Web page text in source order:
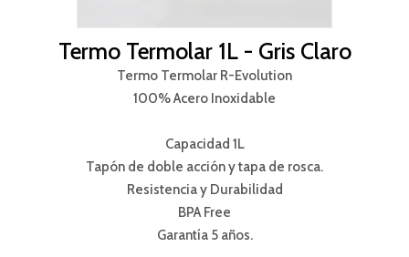
Termo Termolar 1L - Gris Claro
Termo Termolar R-Evolution
100% Acero Inoxidable
Capacidad 1L
Tapón de doble acción y tapa de rosca.
Resistencia y Durabilidad
BPA Free
Garantía 5 años.